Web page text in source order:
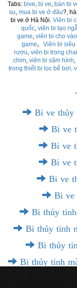
Tabs: bive, bi ve, bán bi
su, mua bi ve ở đâu?,
bi ve ở Hà Nội. Viên bi
quốc, viên bi tạo
game, viên bi cho
game, Viên bi siêu
rượu, viên bi trong
chim, viên bi săm hình,
trong thiết bị lọc bể bơi,
Bi ve thủy
Bi ve
Bi ve
Bi ve
Bi ve
Bi ve
Bi thủy tinh
Bi thủy tinh
Bi thủy
Bi thủy tinh